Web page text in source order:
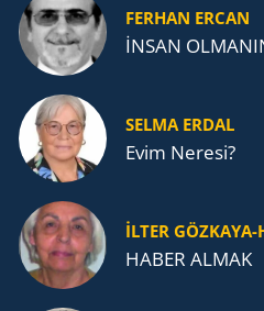
FERHAN ERCAN
İNSAN
SELMA ERDAL
Evim Neresi?
İLTER GÖZKAYA-
HABER ALMAK